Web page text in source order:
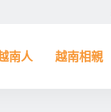
南人 越南相親